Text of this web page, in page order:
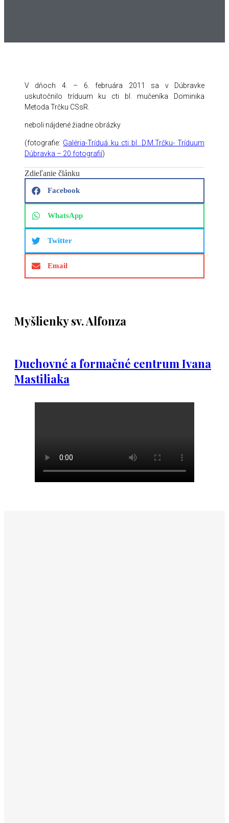
V dňoch 4. – 6. februára 2011 sa v Dúbravke
uskutočnilo tríduum ku cti bl. mučeníka Dominika
Metoda Trčku CSsR.
neboli nájdené žiadne obrázky
(fotografie: Galéria-Tríduá ku cti bl. D.M.Trčku- Tríduum
Dúbravka – 20 fotografií)
Zdieľanie článku
Facebook
WhatsApp
Twitter
Email
Myšlienky sv. Alfonza
Duchovné a formačné centrum Ivana
Mastiliaka